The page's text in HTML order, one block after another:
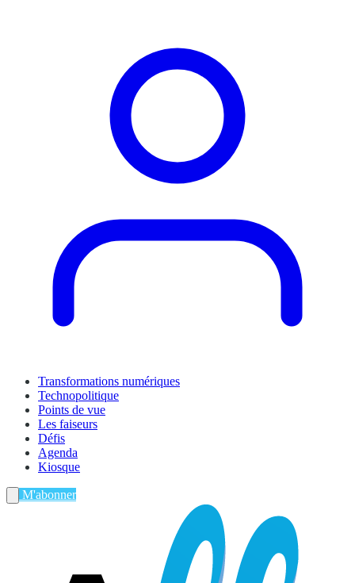
Transformations numériques
Technopolitique
Points de vue
Les faiseurs
Défis
Agenda
Kiosque
M'abonner